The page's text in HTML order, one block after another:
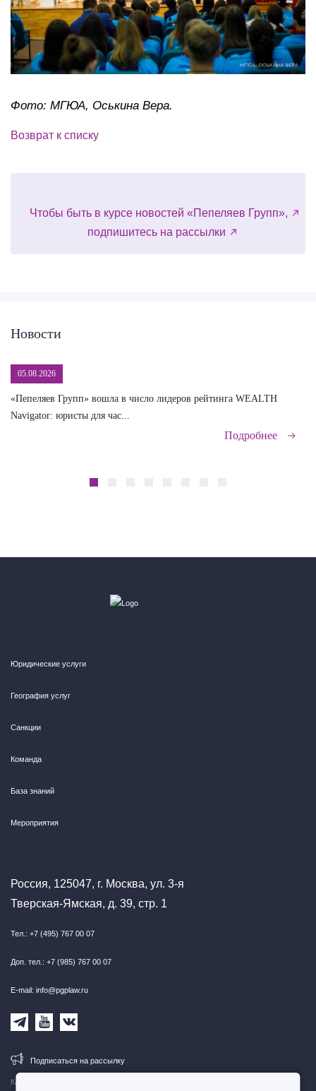
Фото: МГЮА, Оськина Вера.
Возврат к списку
Чтобы быть в курсе новостей «Пепеляев Групп»,
подпишитесь на рассылки
Новости
05.08.2026
«Пепеляев Групп» вошла в число лидеров рейтинга WEALTH
Navigator: юристы для час...
Подробнее
Карта сайта
Юридические услуги
География услуг
Санкции
Команда
База знаний
Мероприятия
Россия, 125047, г. Москва, ул. 3-я
Тверская-Ямская, д. 39, стр. 1
Тел.: +7 (495) 767 00 07
Доп. тел.: +7 (985) 767 00 07
E-mail: info@pgplaw.ru
Подписаться на рассылку